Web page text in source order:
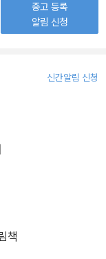
중고 등록
알림 신청
신간알림 신청
책